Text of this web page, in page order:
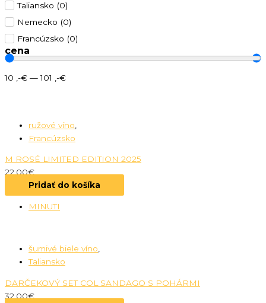
Taliansko (0)
Nemecko (0)
Francúzsko (0)
cena
10 ,-€ —101 ,-€
ružové víno
Francúzsko
M ROSÉ LIMITED EDITION 2025
22.00€
Pridať do košíka
MINUTI
šumivé biele víno,
Taliansko
DARČEKOVÝ SET COL SANDAGO S POHÁRMI
32.00€